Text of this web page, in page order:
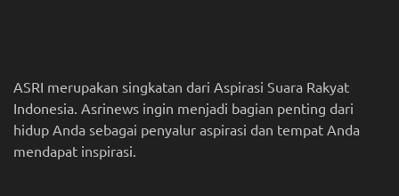
ASRI merupakan singkatan dari Aspirasi Suara Rakyat
Indonesia. Asrinews ingin menjadi bagian penting dari
hidup Anda sebagai penyalur aspirasi dan tempat Anda
mendapat inspirasi.